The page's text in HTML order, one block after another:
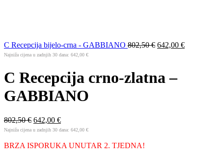
C Recepcija bijelo-crna - GABBIANO 802,50€ 642,00 €
Najniža cijena u zadnjih 30 dana: 642,00 €
C Recepcija crno-zlatna –
GABBIANO
802,50€ 642,00 €
Najniža cijena u zadnjih 30 dana: 642,00 €
BRZA ISPORUKA UNUTAR 2. TJEDNA!